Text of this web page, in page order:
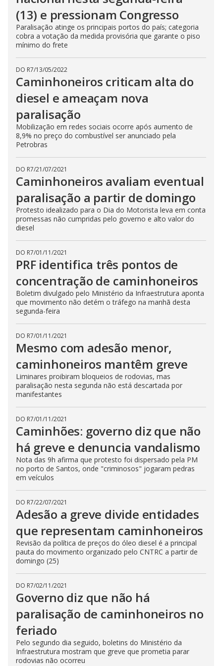
(13) e pressionam Congresso
Paralisação atinge os principais portos do país; categoria
cobra a votação da medida provisória que garante o piso
mínimo do frete
DO R7/13/05/2022
Caminhoneiros criticam alta do
diesel e ameaçam nova
paralisação
Mobilização em redes sociais ocorre após aumento de
8,9% no preço do combustível ser anunciado pela
Petrobras
DO R7/21/07/2021
Caminhoneiros avaliam eventual
paralisação a partir de domingo
Protesto idealizado para o Dia do Motorista leva em conta
promessas não cumpridas pelo governo e alto valor do
diesel
DO R7/01/11/2021
PRF identifica três pontos de
concentração de caminhoneiros
Boletim divulgado pelo Ministério da Infraestrutura aponta
que movimento não detém o tráfego na manhã desta
segunda-feira
DO R7/01/11/2021
Mesmo com adesão menor,
caminhoneiros mantêm greve
Liminares proibiram bloqueios de rodovias, mas
paralisação nesta segunda não está descartada por
manifestantes
DO R7/01/11/2021
Caminhões: governo diz que não
há greve e denuncia vandalismo
Nota das 9h afirma que protesto foi dispersado pela PM
no porto de Santos, onde "criminosos" jogaram pedras
em veículos
DO R7/22/07/2021
Adesão a greve divide entidades
que representam caminhoneiros
Revisão da política de preços do óleo diesel é a principal
pauta do movimento organizado pelo CNTRC a partir de
domingo (25)
DO R7/02/11/2021
Governo diz que não há
paralisação de caminhoneiros no
feriado
Pelo segundo dia seguido, boletins do Ministério da
Infraestrutura mostram que greve que prometia parar
rodovias não ocorreu